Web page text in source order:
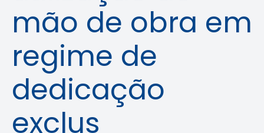
mão de obra em
regime de
dedicação
exclus